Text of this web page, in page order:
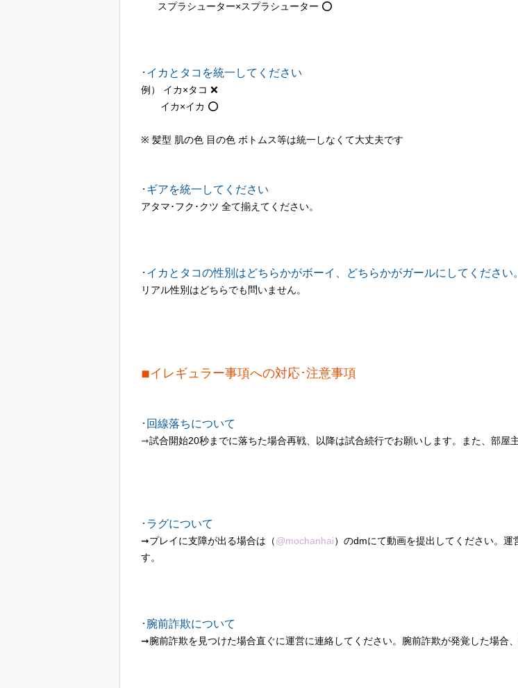
スプラシューター×スプラシューター ⭕️
･イカとタコを統一してください
例） イカ×タコ ❌
イカ×イカ ⭕️
※ 髪型 肌の色 目の色 ボトムス等は統一しなくて大丈夫です
･ギアを統一してください
アタマ･フク･クツ 全て揃えてください。
･イカとタコの性別はどちらかがボーイ、どちらかがガールにしてください。
リアル性別はどちらでも問いません。
◾︎イレギュラー事項への対応･注意事項
･回線落ちについて
➞試合開始20秒までに落ちた場合再戦、以降は試合続行でお願いします。また、部屋
･ラグについて
➞プレイに支障が出る場合は（@mochanhai）のdmにて動画を提出してください。
す。
･腕前詐欺について
➞腕前詐欺を見つけた場合直ぐに運営に連絡してください。腕前詐欺が発覚した場合、